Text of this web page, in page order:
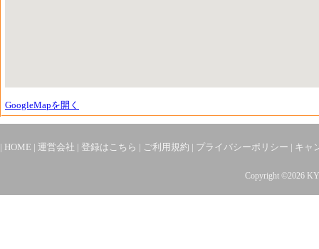
GoogleMapを開く
| HOME | 運営会社 | 登録はこちら | ご利用規約 | プライバシーポリシー | キャ
Copyright ©2026